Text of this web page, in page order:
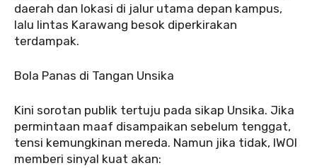
daerah dan lokasi di jalur utama depan kampus,
lalu lintas Karawang besok diperkirakan
terdampak.
‎Bola Panas di Tangan Unsika
‎‎Kini sorotan publik tertuju pada sikap Unsika. Jika
permintaan maaf disampaikan sebelum tenggat,
tensi kemungkinan mereda. Namun jika tidak, IWOI
memberi sinyal kuat akan: